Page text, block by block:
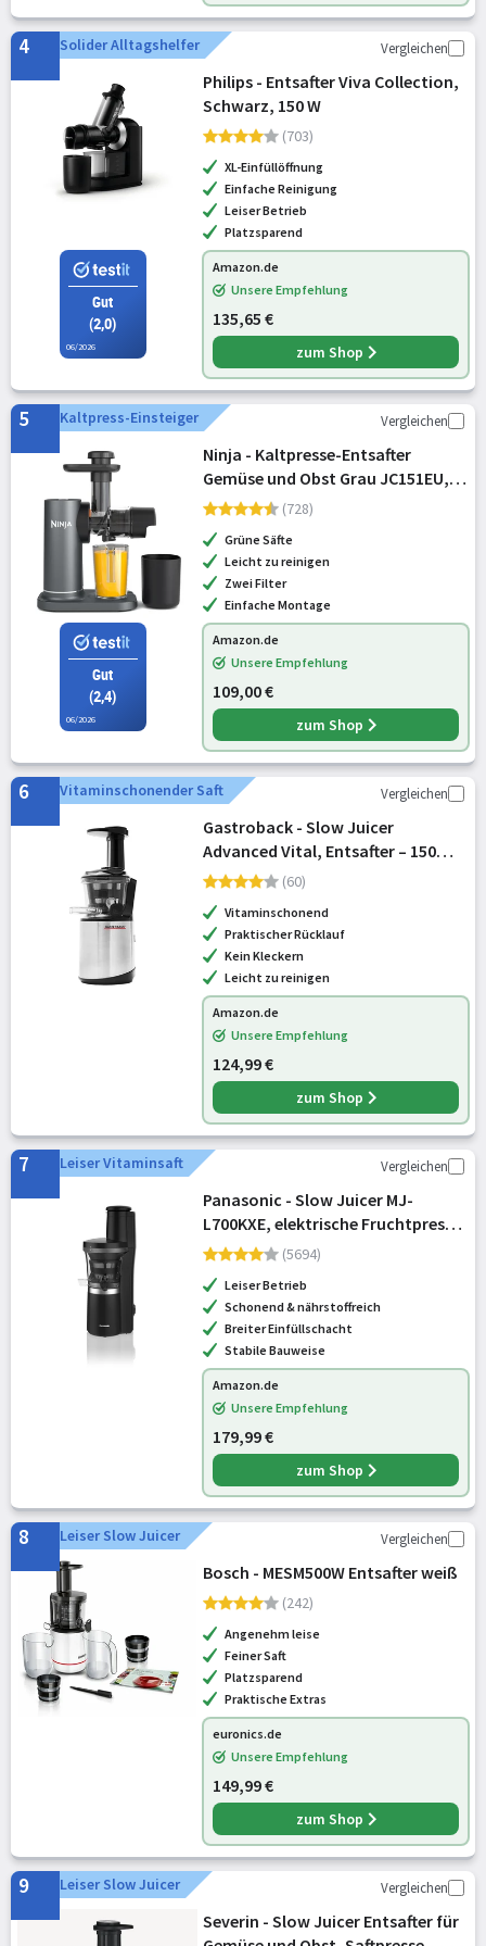
4 Solider Alltagshelfer Vergleichen
Gut
(2,0)
06/2026
Philips - Entsafter Viva Collection,
Schwarz, 150 W
(703)
XL-Einfüllöffnung
Einfache Reinigung
Leiser Betrieb
Platzsparend
Amazon.de
Unsere Empfehlung
135,65 €
zum Shop
5 Kaltpress-Einsteiger Vergleichen
Gut
(2,4)
06/2026
Ninja - Kaltpresse-Entsafter
Gemüse und Obst Grau JC151EU,
für frische Säfte
(728)
Grüne Säfte
Leicht zu reinigen
Zwei Filter
Einfache Montage
Amazon.de
Unsere Empfehlung
109,00 €
zum Shop
6 Vitaminschonender Saft Vergleichen
Gastroback - Slow Juicer
Advanced Vital, Entsafter – 150
Watt Saftpresse elektrisch – Juicer
für Gemüse und Obst,elektrisch
Schwarz,
(60)
Vitaminschonend
Praktischer Rücklauf
Kein Kleckern
Leicht zu reinigen
Amazon.de
Unsere Empfehlung
124,99 €
zum Shop
7 Leiser Vitaminsaft Vergleichen
Panasonic - Slow Juicer MJ-
L700KXE, elektrische Fruchtpresse,
Entsaften von ganzen Früchten
schlankes Design, sicher und
praktisch, Sch
(5694)
Leiser Betrieb
Schonend & nährstoffreich
Breiter Einfüllschacht
Stabile Bauweise
Amazon.de
Unsere Empfehlung
179,99 €
zum Shop
8 Leiser Slow Juicer Vergleichen
Bosch - MESM500W Entsafter weiß
(242)
Angenehm leise
Feiner Saft
Platzsparend
Praktische Extras
euronics.de
Unsere Empfehlung
149,99 €
zum Shop
9 Leiser Slow Juicer Vergleichen
Severin - Slow Juicer Entsafter für